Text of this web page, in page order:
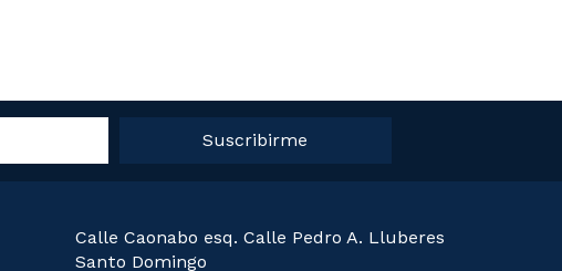
Suscribirme
Calle Caonabo esq. Calle Pedro A. Lluberes
Santo Domingo